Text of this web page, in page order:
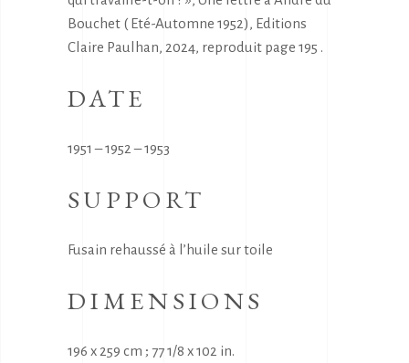
Bouchet ( Eté-Automne 1952), Editions
Claire Paulhan, 2024, reproduit page 195 .
DATE
1951 – 1952 – 1953
SUPPORT
Fusain rehaussé à l’huile sur toile
DIMENSIONS
196 x 259 cm ; 77 1/8 x 102 in.